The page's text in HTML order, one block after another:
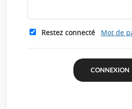
Restez connecté Mot de